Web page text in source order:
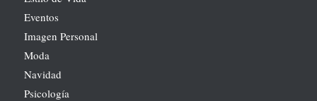
Eventos
Imagen Personal
Moda
Navidad
Psicología